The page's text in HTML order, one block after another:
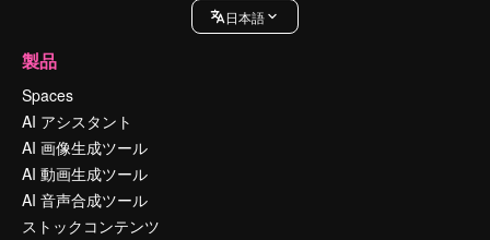
日本語
製品
Spaces
AI アシスタント
AI 画像生成ツール
AI 動画生成ツール
AI 音声合成ツール
ストックコンテンツ